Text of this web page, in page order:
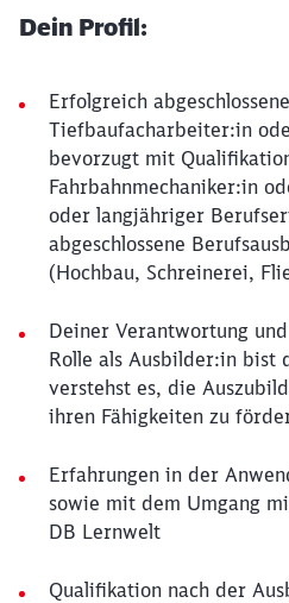
Dein Profil:
Erfolgreich
Tiefbaufacharbeiter:in
bevorzugt mit
Fahrbahnmechaniker:in
oder langjähriger
abgeschlossene
(Hochbau, Schreinerei,
Deiner Verantwortung
Rolle als Ausbilder:in bist
verstehst es, die
ihren Fähigkeiten zu
Erfahrungen in der
sowie mit dem Umgang
DB Lernwelt
Qualifikation nach der